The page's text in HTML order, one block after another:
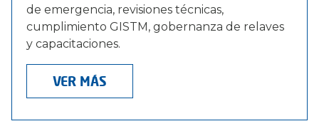
de emergencia, revisiones técnicas,
cumplimiento GISTM, gobernanza de relaves
y capacitaciones.
VER MÁS